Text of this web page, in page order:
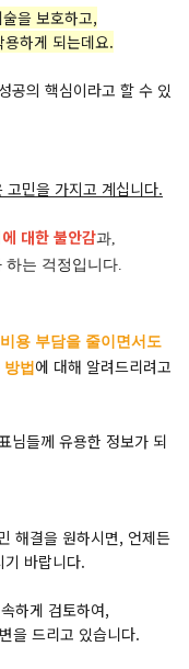
을 보호하고,
하게 되는데요.
공의 핵심이라고 할 수 있
고민을 가지고 계십니다.
대한 불안감과,
는 걱정입니다.
비용 부담을 줄이면서도
법 에 대해 알려드리려고
님들께 유용한 정보가 되
해결을 원하시면, 언제든
바랍니다.
하게 검토하여,
을 드리고 있습니다.